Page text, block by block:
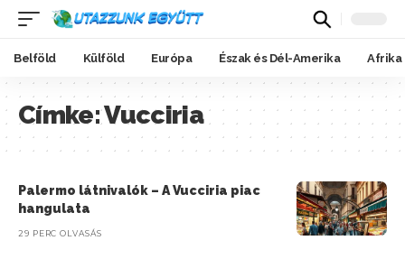
Belföld Külföld Európa Észak és Dél-Amerika Afrika
Címke:Vucciria
Palermo látnivalók – A Vucciria piac
hangulata
29 PERC OLVASÁS